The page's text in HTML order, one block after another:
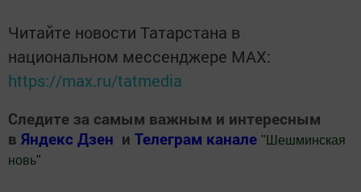
Читайте новости Татарстана в
национальном мессенджере MАХ:
https://max.ru/tatmedia
Следите за самым важным и интересным
в Яндекс Дзен и Телеграм канале " Шешминская
новь"